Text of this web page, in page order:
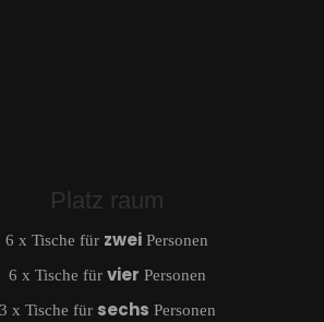
Platz raum
6 x Tische für zwei Personen
6 x Tische für vier Personen
x Tische für sechs Personen